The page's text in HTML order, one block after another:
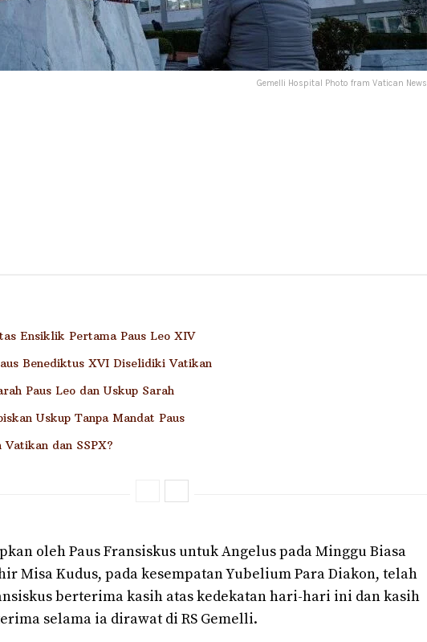
Gemelli Hospital Photo fram Vatican News
Ensiklik Pertama Paus Leo XIV
Benediktus XVI Diselidiki Vatikan
Paus Leo dan Uskup Sarah
Uskup Tanpa Mandat Paus
Vatikan dan SSPX?
oleh Paus Fransiskus untuk Angelus pada Minggu Biasa
Misa Kudus, pada kesempatan Yubelium Para Diakon, telah
berterima kasih atas kedekatan hari-hari ini dan kasih
selama ia dirawat di RS Gemelli.